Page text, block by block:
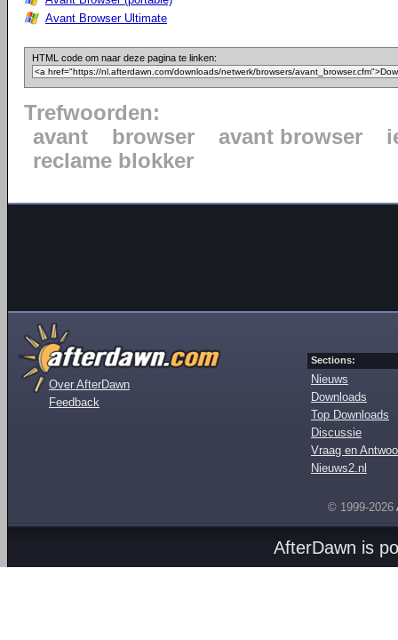
Avant Browser Ultimate
HTML code om naar deze pagina te linken:
Trefwoorden:
avant
browser avant browser
reclame blokker
Over AfterDawn
Feedback
Sections:
Nieuws
Downloads
Top Downloads
Discussie
Vraag en
Nieuws2.nl
© 1999-2026
AfterDawn is